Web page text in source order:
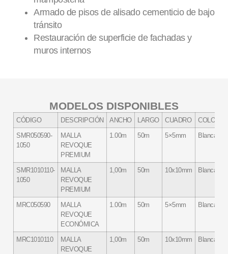
Armado de pisos de alisado cementicio de bajo
tránsito
Restauración de superficie de fachadas y
muros internos
MODELOS DISPONIBLES
CÓDIGO DESCRIPCIÓN ANCHO LARGO CUADRO
COLOR
SMR050590-
1050
MALLA
REVOQUE
PREMIUM
1.00m 50m 5×5mm Blanca
SMR1010110-
1050
MALLA
REVOQUE
PREMIUM
1,00m 50m 10x10mm Blanca
MRC050590
MALLA
REVOQUE
ECONÓMICA
1.00m 50m 5×5mm Blanca
MRC1010110
MALLA
REVOQUE
1,00m 50m 10x10mm Blanca